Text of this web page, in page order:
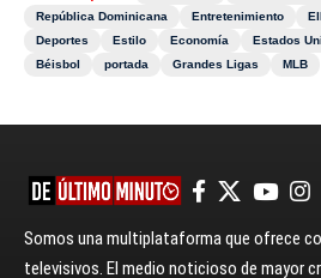
República Dominicana
Entretenimiento
Deportes
Estilo Economía Estados
Béisbol
portada Grandes Ligas MLB
Somos una multiplataforma que ofrece
televisivos. El medio noticioso de mayor